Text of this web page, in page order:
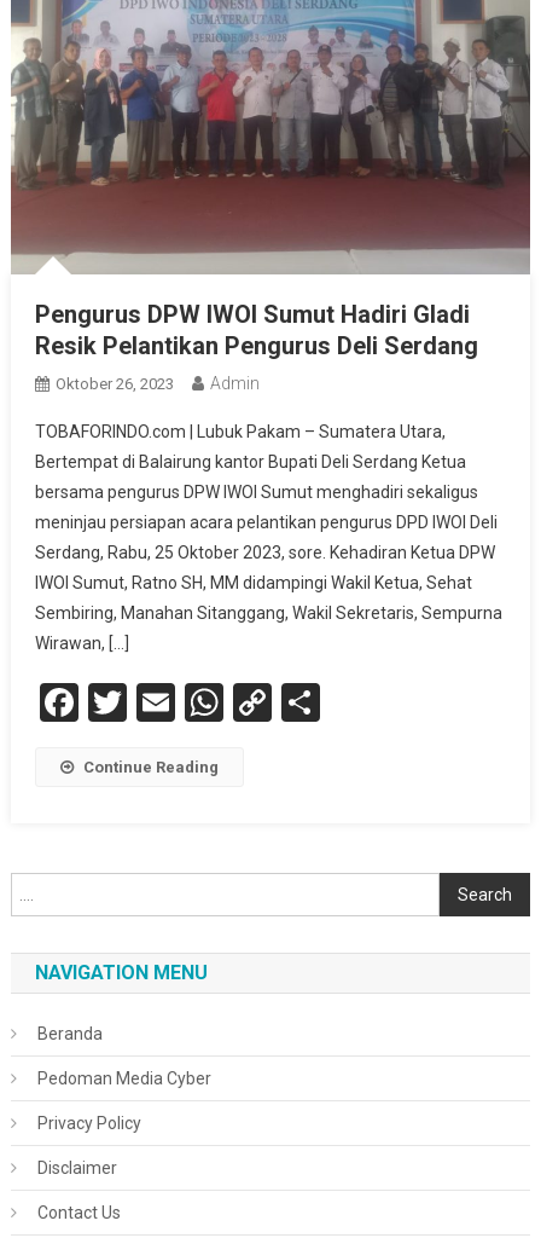
Pengurus DPW IWOI Sumut Hadiri Gladi
Resik Pelantikan Pengurus Deli Serdang
Oktober 26, 2023 Admin
TOBAFORINDO.com | Lubuk Pakam – Sumatera Utara,
Bertempat di Balairung kantor Bupati Deli Serdang Ketua
bersama pengurus DPW IWOI Sumut menghadiri sekaligus
meninjau persiapan acara pelantikan pengurus DPD IWOI Deli
Serdang, Rabu, 25 Oktober 2023, sore. Kehadiran Ketua DPW
IWOI Sumut, Ratno SH, MM didampingi Wakil Ketua, Sehat
Sembiring, Manahan Sitanggang, Wakil Sekretaris, Sempurna
Wirawan, […]
Facebook
Twitter
EmailWhatsApp
Copy
Continue Reading
Search
NAVIGATION MENU
Beranda
Pedoman Media Cyber
Privacy Policy
Disclaimer
Contact Us